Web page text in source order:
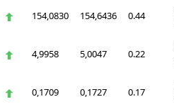
154,0830 154,6436 0.44
4,9958 5,0047 0.22
0,1709 0,1727 0.17